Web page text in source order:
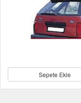
Sepete Ekle